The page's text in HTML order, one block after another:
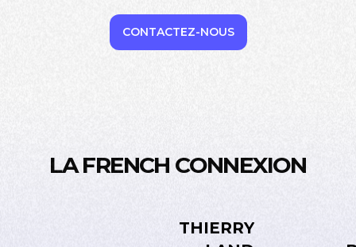
CONTACTEZ-NOUS
LA FRENCH CONNEXION
THIERRY